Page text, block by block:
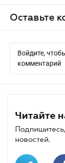
Оставьте
Войдите,
комментарий
Читайте
новостей.